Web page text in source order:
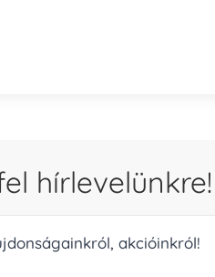
hírlevelünkre!
akcióinkról!